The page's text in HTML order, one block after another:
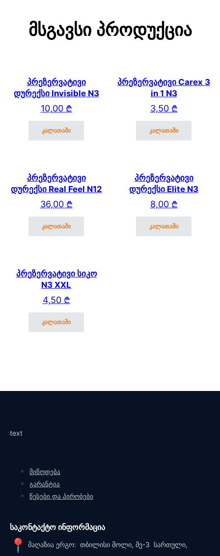
Მსგავსი Პროდუქცია
პრეზერვატივი
დურექსი Invisible N3
10,00 ₾
კალათაში
პრეზერვატივი Carex 3
in 1 N3
3,50 ₾
კალათაში
პრეზერვატივი
დურექსი Real Feel N12
36,00 ₾
კალათაში
პრეზერვატივი
დურექსი Elite N3
8,00 ₾
კალათაში
პრეზერვატივი სიკო
N3 XXL
4,50 ₾
კალათაში
text
მიწოდება
გარანტია
წესები და პირობები
საკონტაქტო ინფორმაცია
მაღაზია ერგო: თბილისი მოლი, მე-3 სართული,